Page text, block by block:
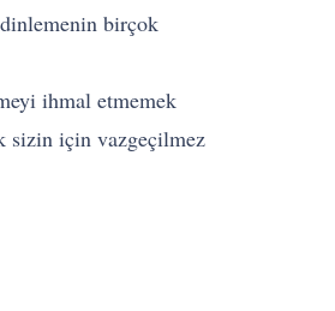
birçok
ihmal etmemek
sizin için vazgeçilmez